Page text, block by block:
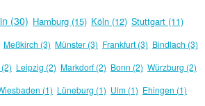
(30) Hamburg (15) Köln (12) Stuttgart (11)
Meßkirch (3) Münster (3) Frankfurt (3) Bindlach (3)
Leipzig (2) Markdorf (2) Bonn (2) Würzburg (2)
(1) Lüneburg (1) Ulm (1) Ehingen (1)